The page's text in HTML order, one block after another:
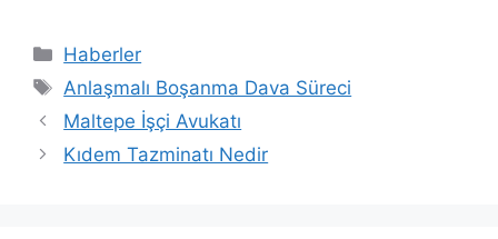
Kategoriler
Haberler
Etiketler
Anlaşmalı Boşanma Dava Süreci
Maltepe İşçi Avukatı
Kıdem Tazminatı Nedir